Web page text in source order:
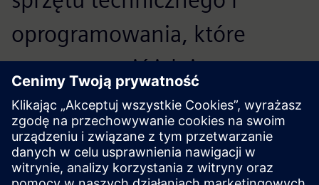
oprogramowania, które
mogą uczynić ich jeszcze
bardziej atrakcyjnymi dla
przyszłych pracodawców. W
związku z tym jesteśmy